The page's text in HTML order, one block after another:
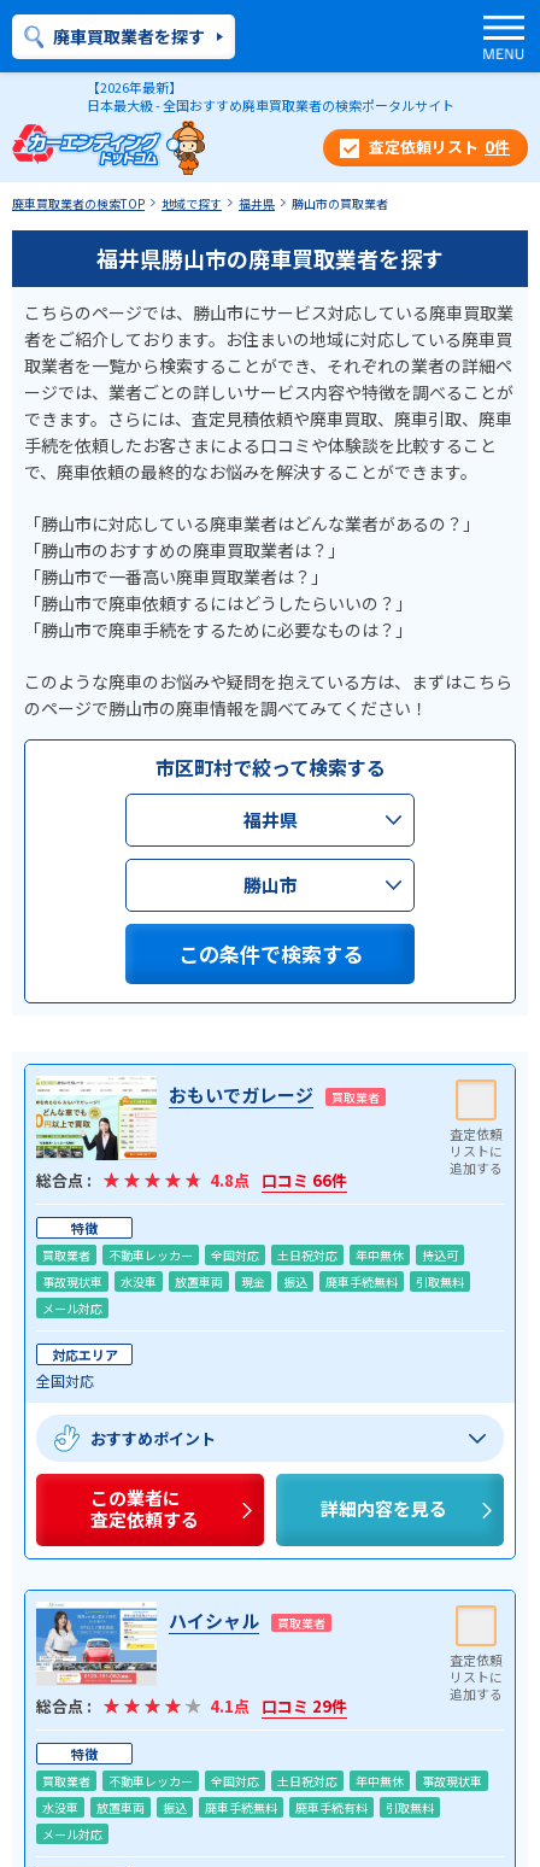
【2026年最新】
日本最大級 - 全国おすすめ廃車買取業者の検索ポータルサイト
0件
廃車買取業者を探す
廃車買取業者の検索TOP 地域で探す 福井県 勝山市の買取業者
福井県勝山市の廃車買取業者を探す
こちらのページでは、勝山市にサービス対応している廃車買取業
者をご紹介しております。お住まいの地域に対応している廃車買
取業者を一覧から検索することができ、それぞれの業者の詳細ペ
ージでは、業者ごとの詳しいサービス内容や特徴を調べることが
できます。さらには、査定見積依頼や廃車買取、廃車引取、廃車
手続を依頼したお客さまによる口コミや体験談を比較すること
で、廃車依頼の最終的なお悩みを解決することができます。
「勝山市に対応している廃車業者はどんな業者があるの？」
「勝山市のおすすめの廃車買取業者は？」
「勝山市で一番高い廃車買取業者は？」
「勝山市で廃車依頼するにはどうしたらいいの？」
「勝山市で廃車手続をするために必要なものは？」
このような廃車のお悩みや疑問を抱えている方は、まずはこちら
のページで勝山市の廃車情報を調べてみてください！
市区町村で絞って検索する
福井県
勝山市
この条件で検索する
おもいでガレージ 買取業者
総合点 : 4.8点 口コミ 66件
特徴
買取業者 不動車レッカー 全国対応 土日祝対応 年中無休
持込可
事故現状車
水没車 放置車両 現金 振込 廃車手続無料
引取無料
メール対応
対応エリア
全国対応
おすすめポイント
この業者に
査定依頼する
詳細内容を見る
ハイシャル 買取業者
総合点 : 4.1点 口コミ 29件
特徴
買取業者 不動車レッカー 全国対応 土日祝対応 年中無休
事故現状車
水没車
放置車両 振込 廃車手続無料 廃車手続有料
引取無料
メール対応